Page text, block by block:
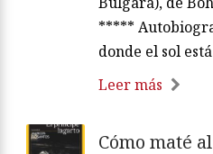
*****
donde el sol
Leer más
Cómo maté